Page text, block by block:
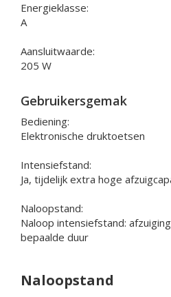
Energieklasse:
A
Aansluitwaarde:
205 W
Gebruikersgemak
Bediening:
Elektronische druktoetsen
Intensiefstand:
Ja, tijdelijk extra hoge
Naloopstand:
Naloop intensiefstand:
bepaalde duur
Naloopstand